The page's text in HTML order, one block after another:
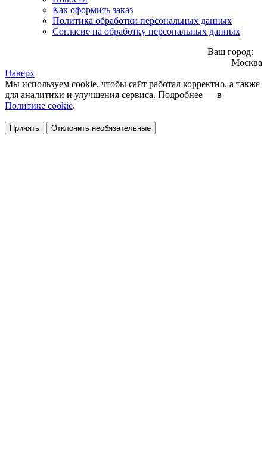
Как оформить заказ
Политика обработки персональных данных
Согласие на обработку персональных данных
Ваш город:
Москва
Наверх
Мы используем cookie, чтобы сайт работал корректно, а также
для аналитики и улучшения сервиса. Подробнее — в
Политике cookie.
Принять Отклонить необязательные